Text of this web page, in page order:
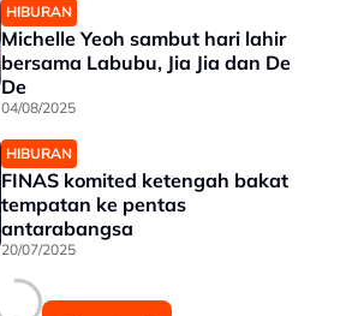
HIBURAN
Michelle Yeoh sambut hari lahir
bersama Labubu, Jia Jia dan De
De
04/08/2025
HIBURAN
FINAS komited ketengah bakat
tempatan ke pentas
antarabangsa
20/07/2025